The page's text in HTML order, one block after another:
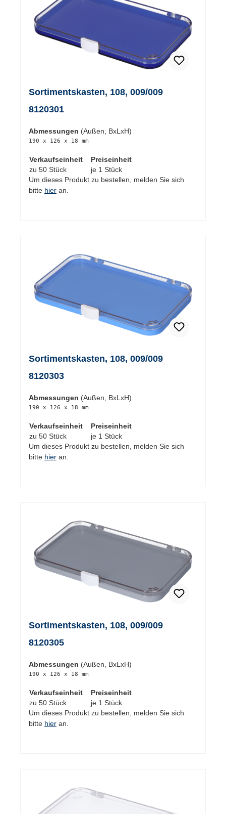
Sortimentskasten, 108, 009/009
8120301
Abmessungen (Außen, BxLxH)
190 x 126 x 18 mm
Verkaufseinheit
Preiseinheit
zu 50 Stück
je 1 Stück
Um dieses Produkt zu bestellen, melden Sie sich
bitte hier an.
Sortimentskasten, 108, 009/009
8120303
Abmessungen (Außen, BxLxH)
190 x 126 x 18 mm
Verkaufseinheit
Preiseinheit
zu 50 Stück
je 1 Stück
Um dieses Produkt zu bestellen, melden Sie sich
bitte hier an.
Sortimentskasten, 108, 009/009
8120305
Abmessungen (Außen, BxLxH)
190 x 126 x 18 mm
Verkaufseinheit
Preiseinheit
zu 50 Stück
je 1 Stück
Um dieses Produkt zu bestellen, melden Sie sich
bitte hier an.